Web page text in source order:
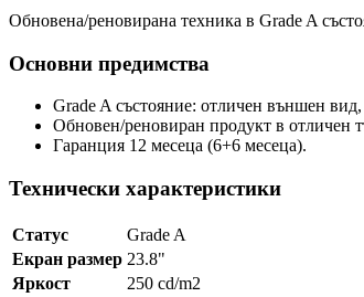
Обновена/реновирана техника в Grade A
Основни предимства
Grade A състояние: отличен външен вид,
Обновен/реновиран продукт в отличен
Гаранция 12 месеца (6+6 месеца).
Технически характеристики
Статус
Grade A
Екран размер 23.8"
Яркост
250 cd/m2